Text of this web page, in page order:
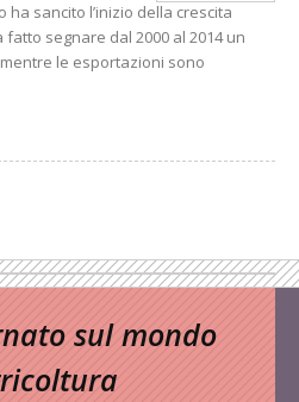
ha sancito l’inizio della crescita
segnare dal 2000 al 2014 un
le esportazioni sono
sul mondo